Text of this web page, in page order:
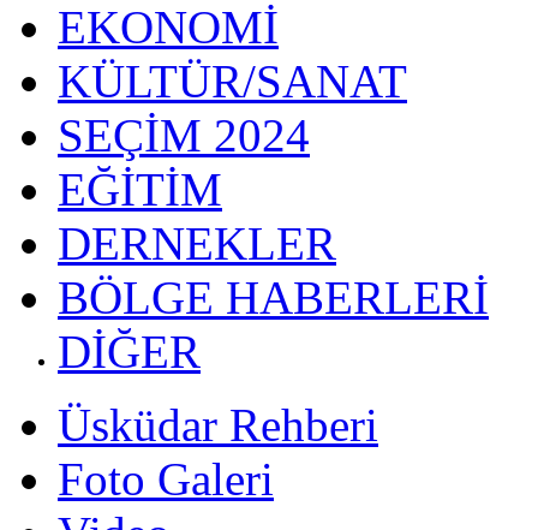
EKONOMİ
KÜLTÜR/SANAT
SEÇİM 2024
EĞİTİM
DERNEKLER
BÖLGE HABERLERİ
DİĞER
Üsküdar Rehberi
Foto Galeri